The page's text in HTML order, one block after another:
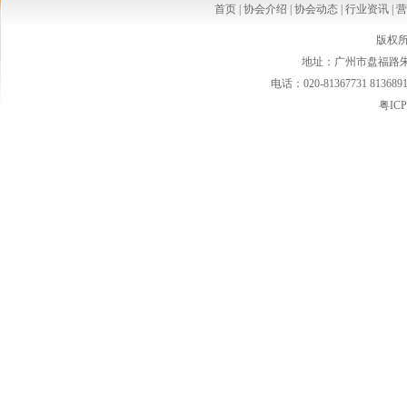
首页 协会介绍 协会动态 行业资讯
版权
地址：广州市盘福路
电话：020-81367731
粤